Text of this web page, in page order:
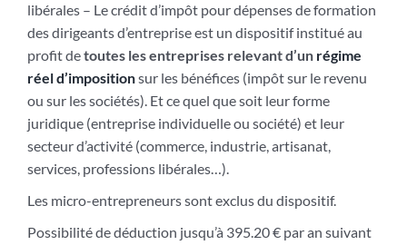
libérales – Le crédit d’impôt pour dépenses de formation
des dirigeants d’entreprise est un dispositif institué au
profit detoutes les entreprises relevant d’un régime
réel d’impositionsur les bénéfices (impôt sur le revenu
ou sur les sociétés). Et ce quel que soit leur forme
juridique (entreprise individuelle ou société) et leur
secteur d’activité (commerce, industrie, artisanat,
services, professions libérales…).
Les micro-entrepreneurs sont exclus du dispositif.
Possibilité de déduction jusqu’à 395.20 € par an suivant